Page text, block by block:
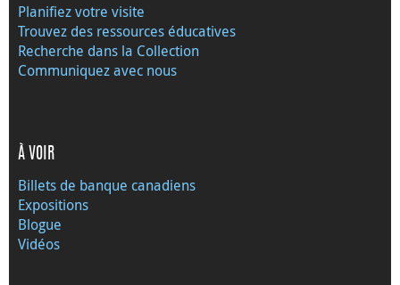
Planifiez votre visite
Trouvez des ressources éducatives
Recherche dans la Collection
Communiquez avec nous
À VOIR
Billets de banque canadiens
Expositions
Blogue
Vidéos